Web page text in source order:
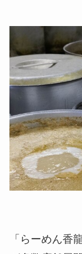
「らーめん香